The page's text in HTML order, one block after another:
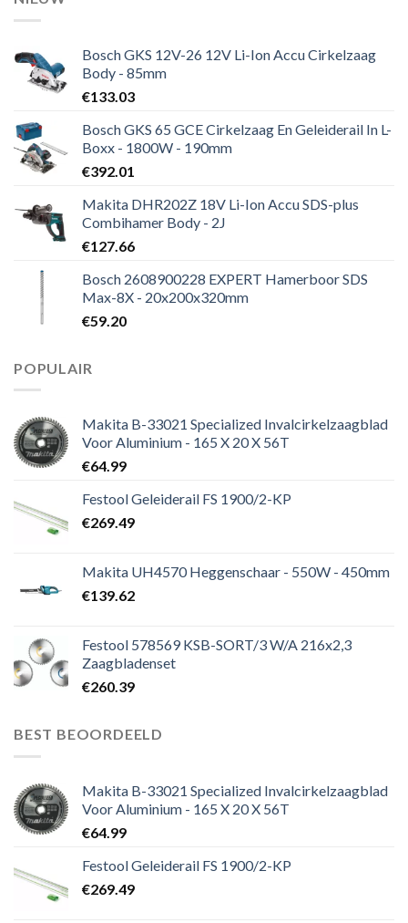
Bosch GKS 12V-26 12V Li-Ion Accu Cirkelzaag
Body - 85mm
€133.03
Bosch GKS 65 GCE Cirkelzaag En Geleiderail In L-
Boxx - 1800W - 190mm
€392.01
Makita DHR202Z 18V Li-Ion Accu SDS-plus
Combihamer Body - 2J
€127.66
Bosch 2608900228 EXPERT Hamerboor SDS
Max-8X - 20x200x320mm
€59.20
POPULAIR
Makita B-33021 Specialized Invalcirkelzaagblad
Voor Aluminium - 165 X 20 X 56T
€64.99
Festool Geleiderail FS 1900/2-KP
€269.49
Makita UH4570 Heggenschaar - 550W - 450mm
€139.62
Festool 578569 KSB-SORT/3 W/A 216x2,3
Zaagbladenset
€260.39
BEST BEOORDEELD
Makita B-33021 Specialized Invalcirkelzaagblad
Voor Aluminium - 165 X 20 X 56T
€64.99
Festool Geleiderail FS 1900/2-KP
€269.49